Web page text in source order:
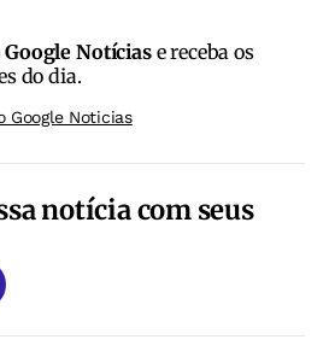
Google Notíciase receba os
do dia.
Google Noticias
notícia com seus